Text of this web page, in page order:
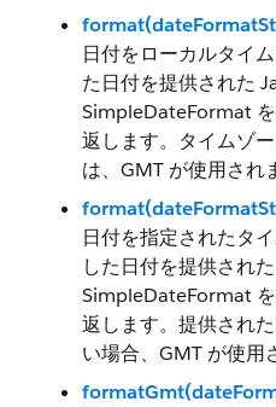
日付をローカルタイ
た日付を提供された
SimpleDateFormat
返します。タイムゾ
は、GMT が使用され
日付を指定されたタ
した日付を提供され
SimpleDateFormat
返します。提供され
い場合、GMT が使用